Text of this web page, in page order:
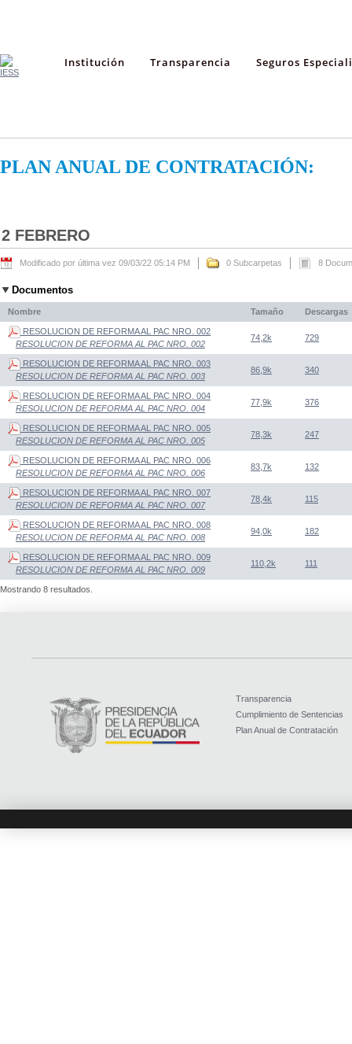
Institución Transparencia Seguros
PLAN ANUAL DE CONTRATACIÓN:
2 FEBRERO
Modificado por última vez 09/03/22 05:14 PM 0 Subcarpetas 8
Documentos
Nombre Tamaño Descargas
RESOLUCION DE REFORMA AL PAC NRO. 002
RESOLUCION DE REFORMA AL PAC NRO. 002
74,2k 729
RESOLUCION DE REFORMA AL PAC NRO. 003
RESOLUCION DE REFORMA AL PAC NRO. 003
86,9k 340
RESOLUCION DE REFORMA AL PAC NRO. 004
RESOLUCION DE REFORMA AL PAC NRO. 004
77,9k 376
RESOLUCION DE REFORMA AL PAC NRO. 005
RESOLUCION DE REFORMA AL PAC NRO. 005
78,3k 247
RESOLUCION DE REFORMA AL PAC NRO. 006
RESOLUCION DE REFORMA AL PAC NRO. 006
83,7k 132
RESOLUCION DE REFORMA AL PAC NRO. 007
RESOLUCION DE REFORMA AL PAC NRO. 007
78,4k 115
RESOLUCION DE REFORMA AL PAC NRO. 008
RESOLUCION DE REFORMA AL PAC NRO. 008
94,0k 182
RESOLUCION DE REFORMA AL PAC NRO. 009
RESOLUCION DE REFORMA AL PAC NRO. 009
110,2k 111
Mostrando 8 resultados.
Transparencia
Cumplimiento de Sentencias
Plan Anual de Contratación